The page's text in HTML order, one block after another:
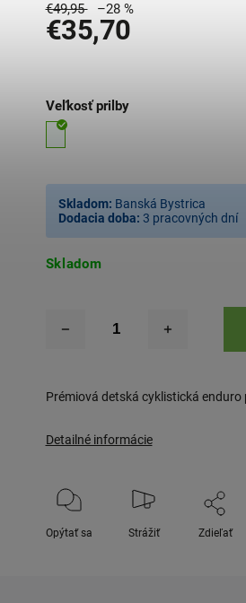
€49,95 –28 %
€35,70
Skladom
Veľkosť prilby
Skladom: Banská Bystrica
Dodacia doba: 3 pracovných dní
Prémiová detská cyklistická
Detailné informácie
Opýtať sa Strážiť Zdieľať